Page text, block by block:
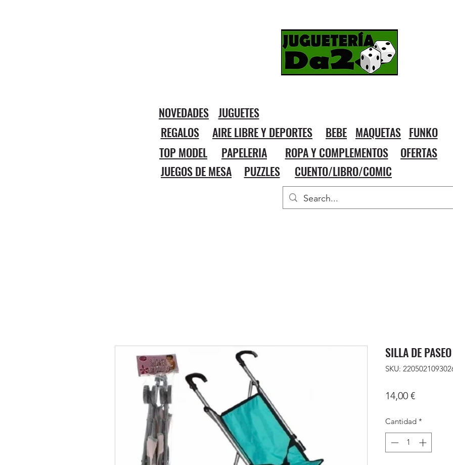
NOVEDADES JUGUETES
REGALOS
AIRE LIBRE Y DEPORTES BEBE MAQUETAS FUNKO
TOP MODEL
PAPELERIA ROPA Y COMPLEMENTOS
OFERTAS
JUEGOS DE MESA
PUZZLES CUENTO/LIBRO/COMIC
SILLA DE
SKU:
14,00 €Precio
Cantidad *